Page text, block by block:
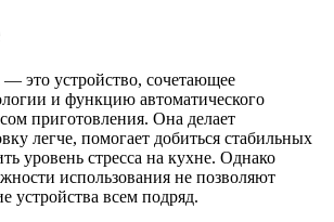
— это устройство, сочетающее
и функцию автоматического
приготовления. Она делает
легче, помогает добиться стабильных
уровень стресса на кухне. Однако
использования не позволяют
устройства всем подряд.